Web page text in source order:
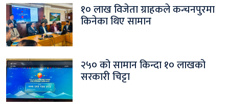
१० लाख विजेता ग्राहकले कन्चनपुरमा
किनेका थिए सामान
२५० को सामान किन्दा १० लाखको
सरकारी चिट्टा